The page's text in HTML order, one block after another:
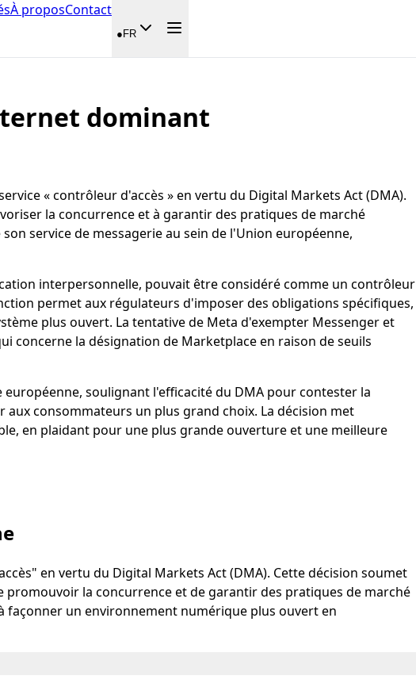
À proposContact
●FR
dominant
« contrôleur d'accès » en vertu du Digital Markets Act (DMA).
la concurrence et à garantir des pratiques de marché
service de messagerie au sein de l'Union européenne,
interpersonnelle, pouvait être considéré comme un contrôleur
permet aux régulateurs d'imposer des obligations spécifiques,
plus ouvert. La tentative de Meta d'exempter Messenger et
concerne la désignation de Marketplace en raison de seuils
soulignant l'efficacité du DMA pour contester la
consommateurs un plus grand choix. La décision met
en plaidant pour une plus grande ouverture et une meilleure
en vertu du Digital Markets Act (DMA). Cette décision soumet
la concurrence et de garantir des pratiques de marché
façonner un environnement numérique plus ouvert en